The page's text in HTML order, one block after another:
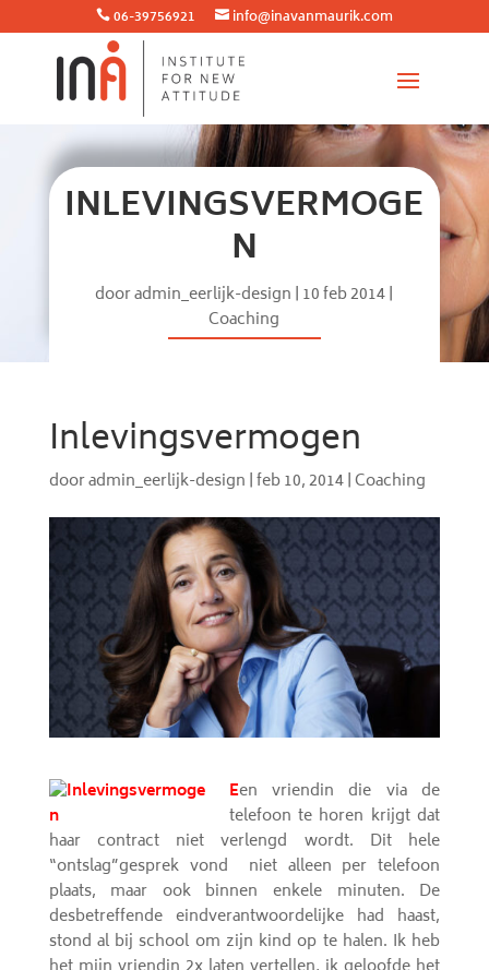
 06-39756921  info@inavanmaurik.com
INLEVINGSVERMOGE
N
dooradmin_eerlijk-design | 10 feb 2014|
Coaching
Inlevingsvermogen
dooradmin_eerlijk-design |feb 10, 2014|Coaching
Een vriendin die via de
telefoon te horen krijgt dat
haar contract niet verlengd wordt. Dit hele
“ontslag”gesprek vond niet alleen per telefoon
plaats, maar ook binnen enkele minuten. De
desbetreffende eindverantwoordelijke had haast,
stond al bij school om zijn kind op te halen. Ik heb